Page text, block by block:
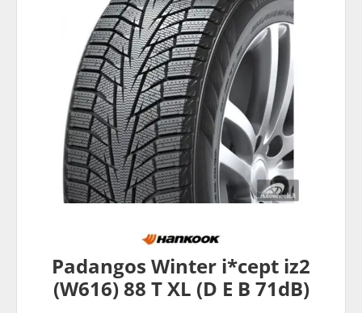
Padangos Winter i*cept iz2
(W616) 88 T XL (D E B 71dB)